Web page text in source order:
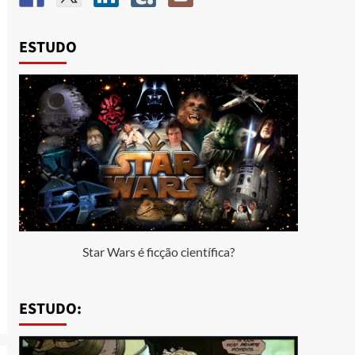
ESTUDO
Star Wars é ficção científica?
ESTUDO: